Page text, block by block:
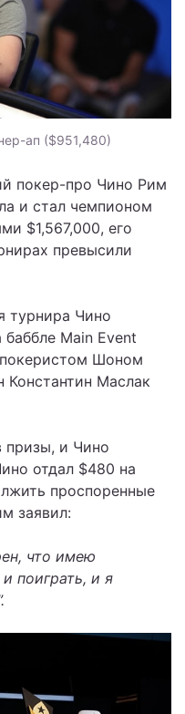
ап ($951,480)
покер-про Чино Рим
и стал чемпионом
$1,567,000, его
превысили
турнира Чино
Main Event
Шоном
Маслак
призы, и Чино
отдал $480 на
проспоренные
заявил:
что имею
поиграть, и я